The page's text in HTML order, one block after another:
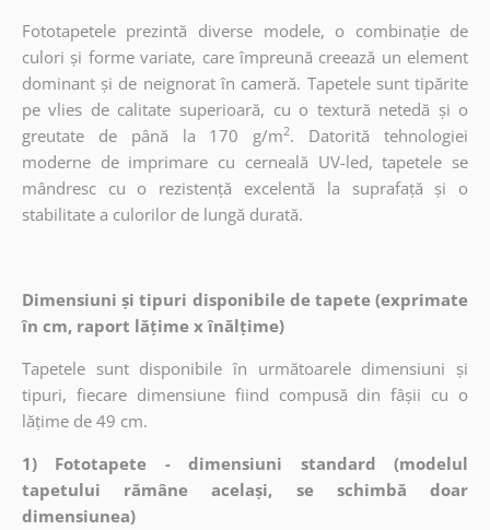
Fototapetele prezintă diverse modele, o combinație de
culori și forme variate, care împreună creează un element
dominant și de neignorat în cameră. Tapetele sunt tipărite
pe vlies de calitate superioară, cu o textură netedă și o
greutate de până la 170 g/m2. Datorită tehnologiei
moderne de imprimare cu cerneală UV-led, tapetele se
mândresc cu o rezistență excelentă la suprafață și o
stabilitate a culorilor de lungă durată.
Dimensiuni și tipuri disponibile de tapete (exprimate
în cm, raport lățime x înălțime)
Tapetele sunt disponibile în următoarele dimensiuni și
tipuri, fiecare dimensiune fiind compusă din fâșii cu o
lățime de 49 cm.
1) Fototapete - dimensiuni standard (modelul
tapetului rămâne același, se schimbă doar
dimensiunea)